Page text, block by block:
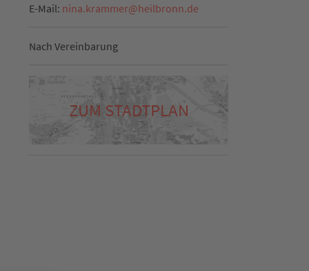
E-Mail: nina.krammer@heilbronn.de
Nach Vereinbarung
ZUM STADTPLAN